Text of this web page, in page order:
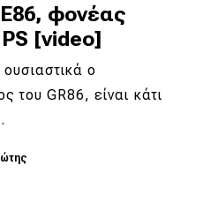
φονέας
[video]
ο
του GR86, είναι κάτι